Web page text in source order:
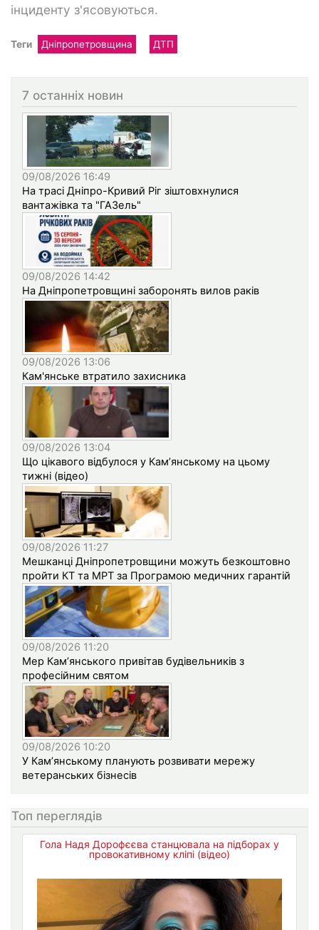
інциденту з'ясовуються.
Теги Дніпропетровщина ДТП
7 останніх новин
09/08/2026 16:49
На трасі Дніпро-Кривий Ріг зіштовхнулися
вантажівка та "ГАЗель"
09/08/2026 14:42
На Дніпропетровщині заборонять вилов раків
09/08/2026 13:06
Кам'янське втратило захисника
09/08/2026 13:04
Що цікавого відбулося у Кам’янському на цьому
тижні (відео)
09/08/2026 11:27
Мешканці Дніпропетровщини можуть безкоштовно
пройти КТ та МРТ за Програмою медичних гарантій
09/08/2026 11:20
Мер Кам’янського привітав будівельників з
професійним святом
09/08/2026 10:20
У Кам’янському планують розвивати мережу
ветеранських бізнесів
Топ переглядів
Гола Надя Дорофєєва станцювала на підборах у
провокативному кліпі (відео)